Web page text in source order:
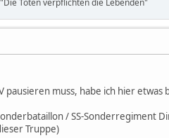
pausieren muss, habe ich hier etwas
/ SS-Sonderregiment
Truppe)